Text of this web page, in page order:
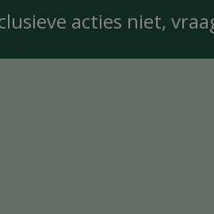
acties niet,